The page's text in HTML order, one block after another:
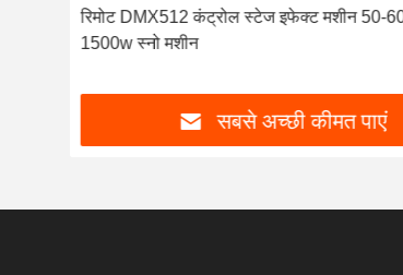
रिमोट DMX512 कंट्रोल स्टेज इफेक्ट मशीन 50-
1500w स्नो मशीन
सबसे अच्छी कीमत पाएं